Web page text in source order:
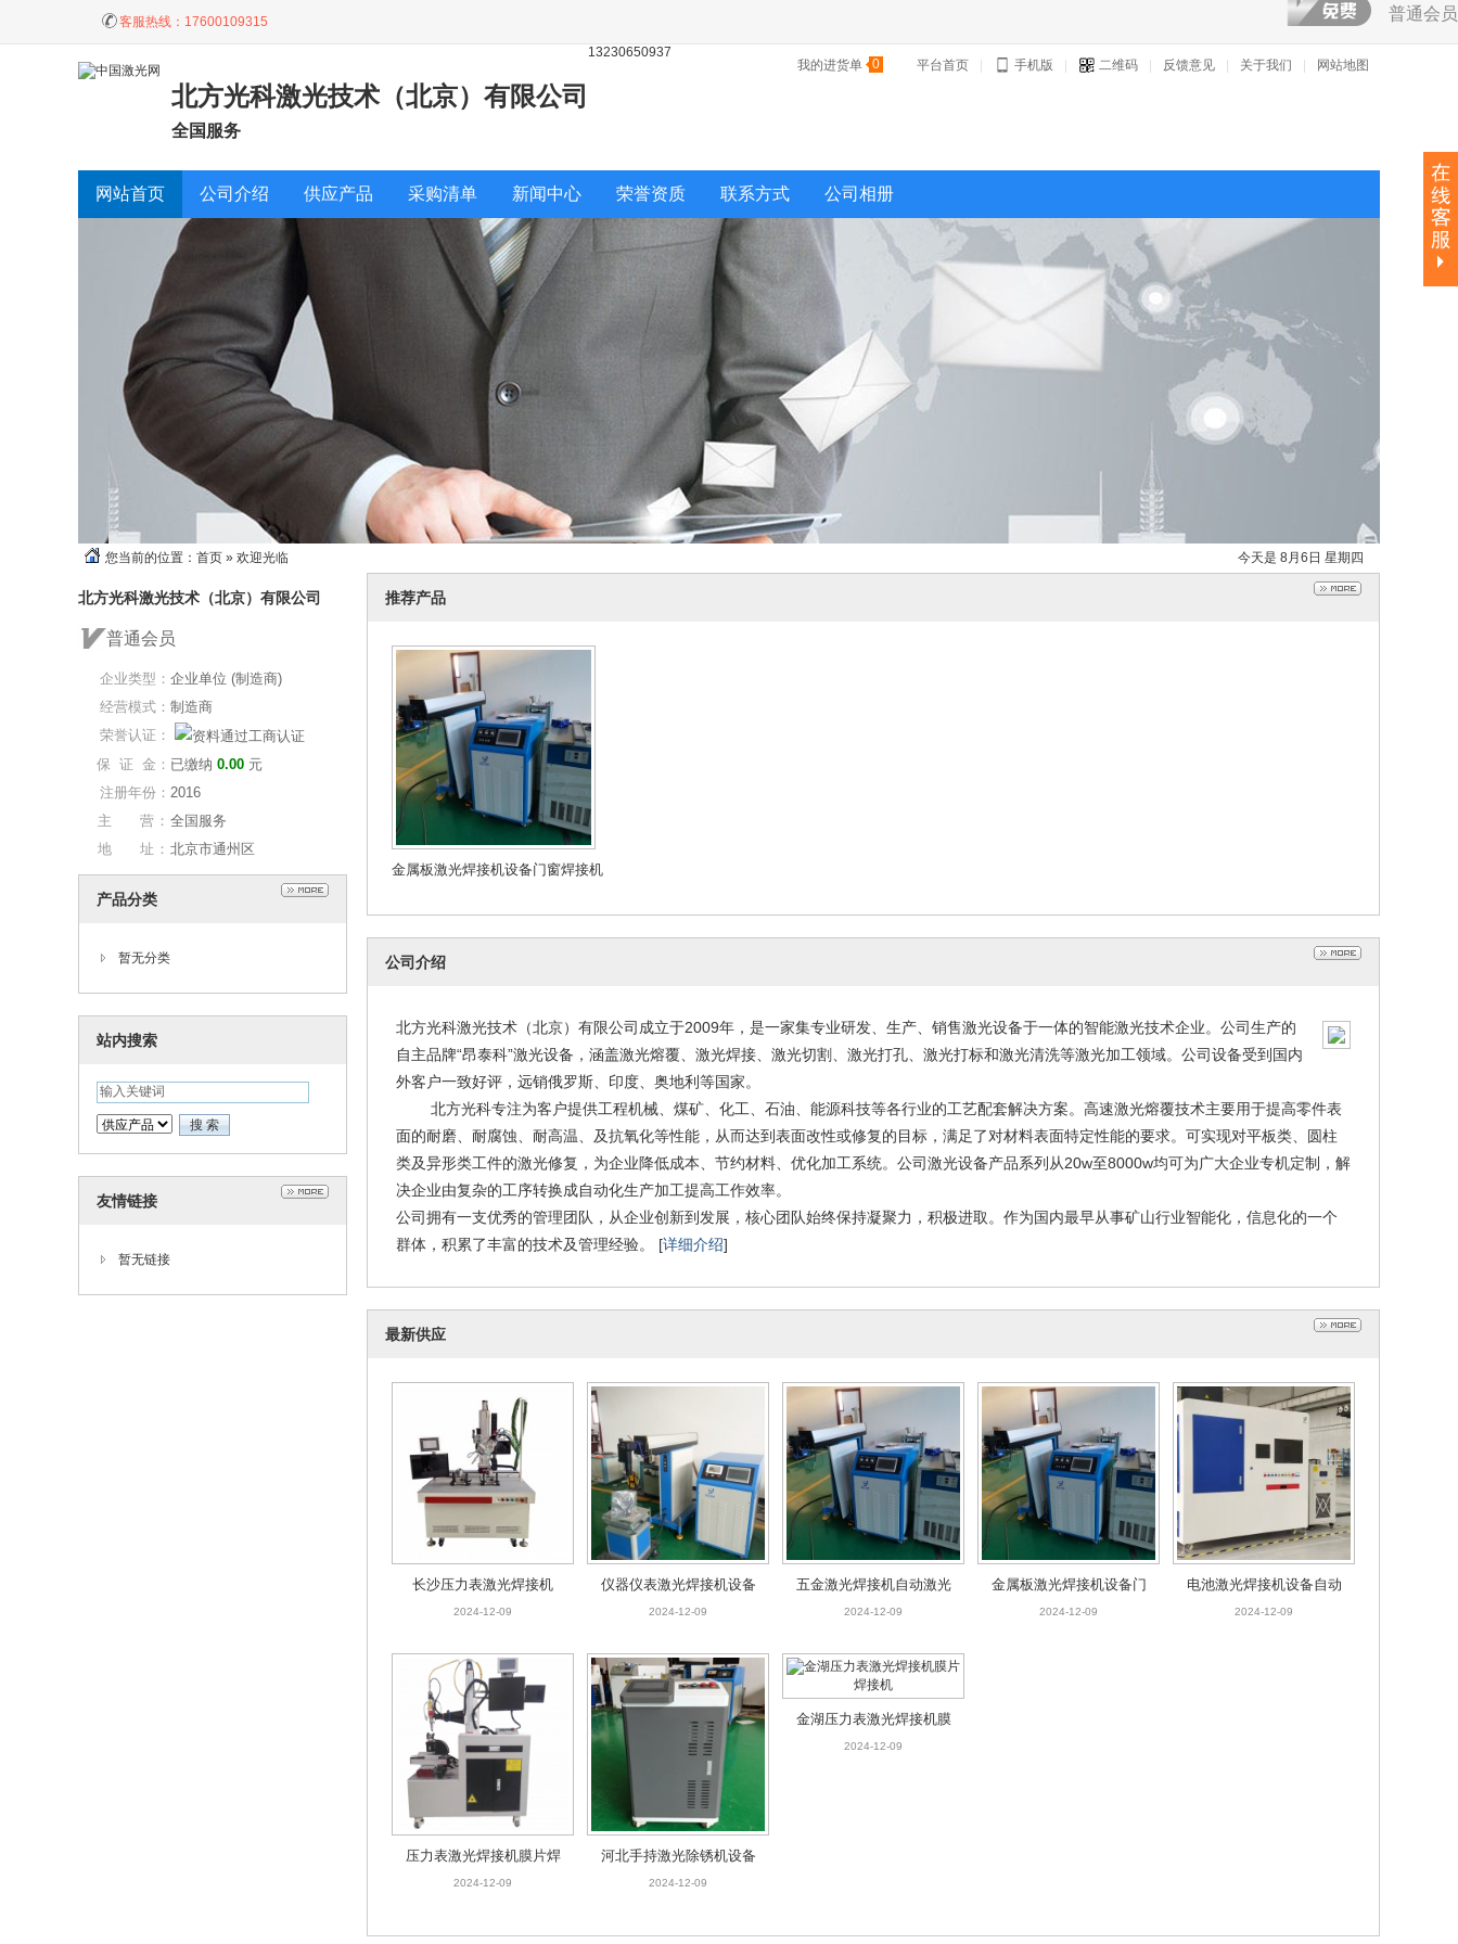
客服热线： 17600109315
我的进货单 0 平台首页 手机版 二维码 反馈意见 关于我们 网站地图
北方光科激光技术（北京）有限公司
全国服务
普通会员
13230650937
网站首页 公司介绍 供应产品 采购清单 新闻中心 荣誉资质 联系方式 公司相册
今天是 8月6日 星期四
您当前的位置： 首页 » 欢迎光临
北方光科激光技术（北京）有限公司
普通会员
企业类型： 企业单位 (制造商)
经营模式： 制造商
荣誉认证：
保 证 金： 已缴纳 0.00 元
注册年份： 2016
主 营： 全国服务
地 址： 北京市通州区
产品分类
暂无分类
站内搜索
友情链接
暂无链接
推荐产品
金属板激光焊接机设备门窗焊接机
公司介绍
北方光科激光技术（北京）有限公司成立于2009年，是一家集专业研发、生产、销售激光设备于一体的智能激光技术企业。公司生产的
自主品牌“昂泰科”激光设备，涵盖激光熔覆、激光焊接、激光切割、激光打孔、激光打标和激光清洗等激光加工领域。公司设备受到国内
外客户一致好评，远销俄罗斯、印度、奥地利等国家。
北方光科专注为客户提供工程机械、煤矿、化工、石油、能源科技等各行业的工艺配套解决方案。高速激光熔覆技术主要用于提高零件表
面的耐磨、耐腐蚀、耐高温、及抗氧化等性能，从而达到表面改性或修复的目标，满足了对材料表面特定性能的要求。可实现对平板类、圆柱
类及异形类工件的激光修复，为企业降低成本、节约材料、优化加工系统。公司激光设备产品系列从20w至8000w均可为广大企业专机定制，解
决企业由复杂的工序转换成自动化生产加工提高工作效率。
公司拥有一支优秀的管理团队，从企业创新到发展，核心团队始终保持凝聚力，积极进取。作为国内最早从事矿山行业智能化，信息化的一个
群体，积累了丰富的技术及管理经验。 [详细介绍]
最新供应
长沙压力表激光焊接机
2024-12-09
仪器仪表激光焊接机设备
2024-12-09
五金激光焊接机自动激光
焊接机设备
2024-12-09
金属板激光焊接机设备门
窗焊接机
2024-12-09
电池激光焊接机设备自动
焊接机
2024-12-09
压力表激光焊接机膜片焊
接机
2024-12-09
河北手持激光除锈机设备
2024-12-09
金湖压力表激光焊接机膜
片焊接机
2024-12-09